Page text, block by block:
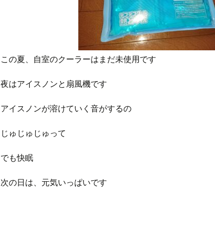
この夏、自室のクーラーはまだ未使用です
夜はアイスノンと扇風機です
アイスノンが溶けていく音がするの
じゅじゅじゅって
でも快眠
次の日は、元気いっぱいです